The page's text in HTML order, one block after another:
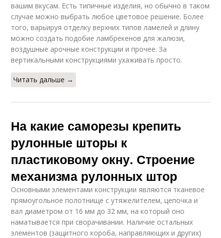
вашим вкусам. Есть типичные изделия, но обычно в таком
случае можно выбрать любое цветовое решение. Более
того, варьируя отделку верхних типов ламелей и длину
можно создать подобие ламбрекенов для жалюзи,
воздушные арочные конструкции и прочее. За
вертикальными конструкциями ухаживать просто.
Читать дальше →
На какие саморезы крепить
рулонные шторы к
пластиковому окну. Строение
механизма рулонных штор
Основными элементами конструкции являются тканевое
прямоугольное полотнище с утяжелителем, цепочка и
вал диаметром от 16 мм до 32 мм, на который оно
наматывается при сворачивании. Наличие остальных
элементов (защитного короба, направляющих и других)